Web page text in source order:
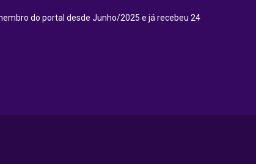
do portal desde Junho/2025 e já recebeu 24